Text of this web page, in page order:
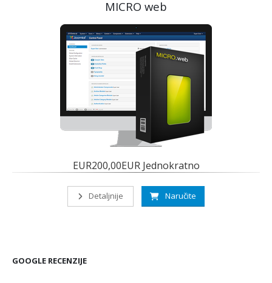
MICRO web
EUR200,00EUR Jednokratno
Detaljnije Naručite
GOOGLE RECENZIJE